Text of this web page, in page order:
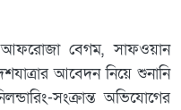
বেগম, সাফওয়ান
আবেদন নিয়ে শুনানি
সংক্রান্ত অভিযোগের